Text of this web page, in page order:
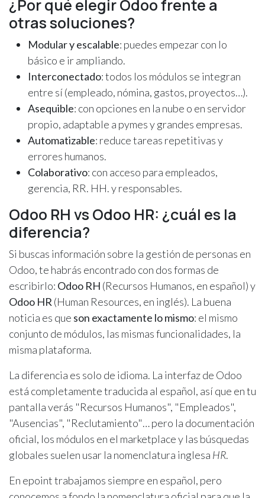
¿Por qué elegir Odoo frente a
otras soluciones?
Modular y escalable: puedes empezar con lo
básico e ir ampliando.
Interconectado: todos los módulos se integran
entre sí (empleado, nómina, gastos, proyectos…).
Asequible: con opciones en la nube o en servidor
propio, adaptable a pymes y grandes empresas.
Automatizable: reduce tareas repetitivas y
errores humanos.
Colaborativo: con acceso para empleados,
gerencia, RR. HH. y responsables.
Odoo RH vs Odoo HR: ¿cuál es la
diferencia?
Si buscas información sobre la gestión de personas en
Odoo, te habrás encontrado con dos formas de
escribirlo: Odoo RH (Recursos Humanos, en español) y
Odoo HR (Human Resources, en inglés). La buena
noticia es que son exactamente lo mismo: el mismo
conjunto de módulos, las mismas funcionalidades, la
misma plataforma.
La diferencia es solo de idioma. La interfaz de Odoo
está completamente traducida al español, así que en tu
pantalla verás "Recursos Humanos", "Empleados",
"Ausencias", "Reclutamiento"… pero la documentación
oficial, los módulos en el marketplace y las búsquedas
globales suelen usar la nomenclatura inglesa HR.
En epoint trabajamos siempre en español, pero